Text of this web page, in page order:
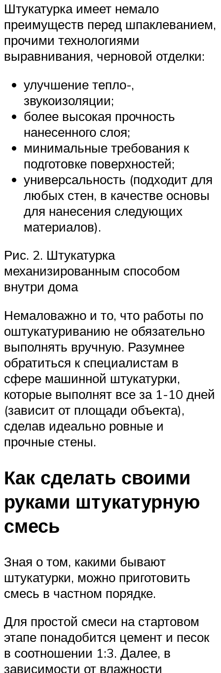
Штукатурка имеет немало
преимуществ перед шпаклеванием,
прочими технологиями
выравнивания, черновой отделки:
улучшение тепло-,
звукоизоляции;
более высокая прочность
нанесенного слоя;
минимальные требования к
подготовке поверхностей;
универсальность (подходит для
любых стен, в качестве основы
для нанесения следующих
материалов).
Рис. 2. Штукатурка
механизированным способом
внутри дома
Немаловажно и то, что работы по
оштукатуриванию не обязательно
выполнять вручную. Разумнее
обратиться к специалистам в
сфере машинной штукатурки,
которые выполнят все за 1-10 дней
(зависит от площади объекта),
сделав идеально ровные и
прочные стены.
Как сделать своими
руками штукатурную
смесь
Зная о том, какими бывают
штукатурки, можно приготовить
смесь в частном порядке.
Для простой смеси на стартовом
этапе понадобится цемент и песок
в соотношении 1:3. Далее, в
зависимости от влажности